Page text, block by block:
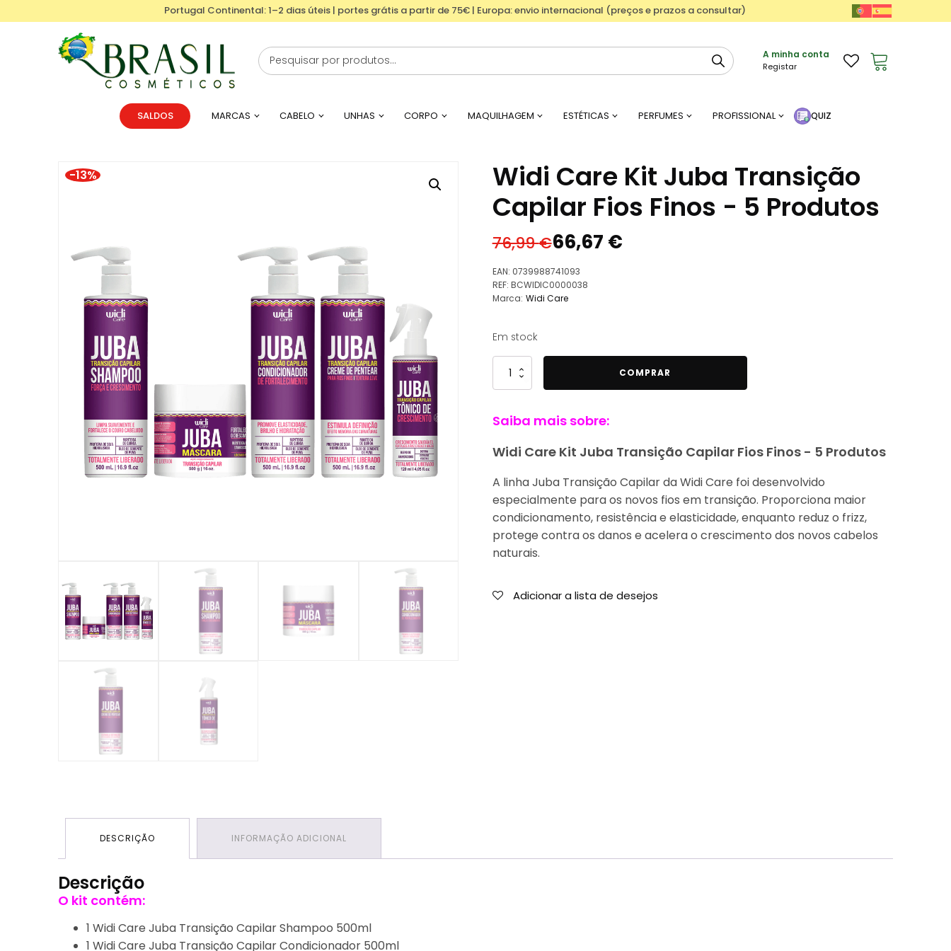
Portugal Continental: 1–2 dias úteis | portes grátis a partir de 75€ | Europa: envio internacional (preços e prazos a consultar)
A minha conta
Registar
SALDOS MARCAS CABELO UNHAS CORPO MAQUILHAGEM ESTÉTICAS PERFUMES PROFISSIONAL QUIZ
-13%
Widi Care Kit Juba Transição
Capilar Fios Finos - 5 Produtos
76,99€
O
preço
original
era:
66,67 €
O
preço
atual
é:
EAN: 0739988741093
REF: BCWIDIC0000038
Marca: Widi Care
Em stock
Quantidade
de
Care
Juba
Capilar
Fios
Finos
-
5
COMPRAR
Saiba mais sobre:
Widi Care Kit Juba Transição Capilar Fios Finos - 5 Produtos
A linha Juba Transição Capilar da Widi Care foi desenvolvido
especialmente para os novos fios em transição. Proporciona maior
condicionamento, resistência e elasticidade, enquanto reduz o frizz,
protege contra os danos e acelera o crescimento dos novos cabelos
naturais.
Adicionar a lista de desejos
DESCRIÇÃO INFORMAÇÃO ADICIONAL
Descrição
O kit contém:
1 Widi Care Juba Transição Capilar Shampoo 500ml
1 Widi Care Juba Transição Capilar Condicionador 500ml